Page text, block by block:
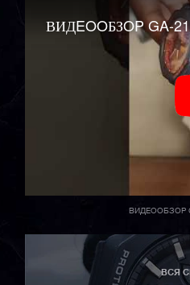
ВИДEOOБЗOP GA-
ВИДЕООБЗОР
ВСЯ